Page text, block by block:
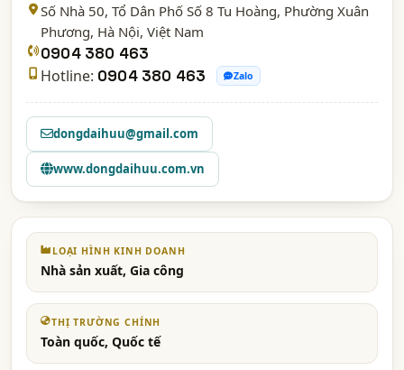
Số Nhà 50, Tổ Dân Phố Số 8 Tu Hoàng, Phường Xuân
Phương, Hà Nội, Việt Nam
0904 380 463
Hotline: 0904 380 463 Zalo
dongdaihuu@gmail.com
www.dongdaihuu.com.vn
LOẠI HÌNH KINH DOANH
Nhà sản xuất, Gia công
THỊ TRƯỜNG CHÍNH
Toàn quốc, Quốc tế